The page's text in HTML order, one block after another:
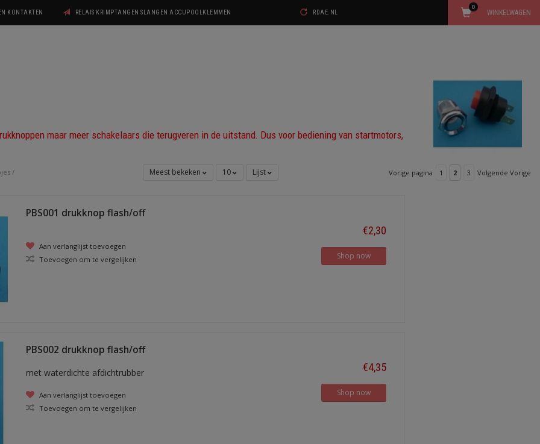
KONTAKTEN RELAIS KRIMPTANGEN SLANGEN ACCUPOOLKLEMMEN RDAE.NL WINKELWAGEN
0
maar meer schakelaars die terugveren in de uitstand. Dus voor bediening van startmotors,
/ Meest bekeken 10 Lijst Vorige pagina 1 2 3 Volgende Vorige
PBS001 drukknop flash/off
Aan verlanglijst toevoegen
Toevoegen om te vergelijken
€2,30
Shop now
PBS002 drukknop flash/off
met waterdichte afdichtrubber
Aan verlanglijst toevoegen
Toevoegen om te vergelijken
€4,35
Shop now